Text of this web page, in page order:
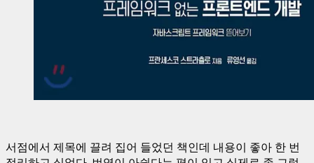
서점에서 제목에 끌려 집어 들었던 책인데 내용이 좋아 한 번